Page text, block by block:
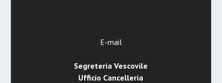
E-mail
Segreteria Vescovile
Ufficio Cancelleria